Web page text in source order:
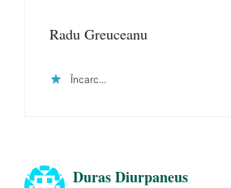
Radu Greuceanu
Încarc...
Duras Diurpaneus